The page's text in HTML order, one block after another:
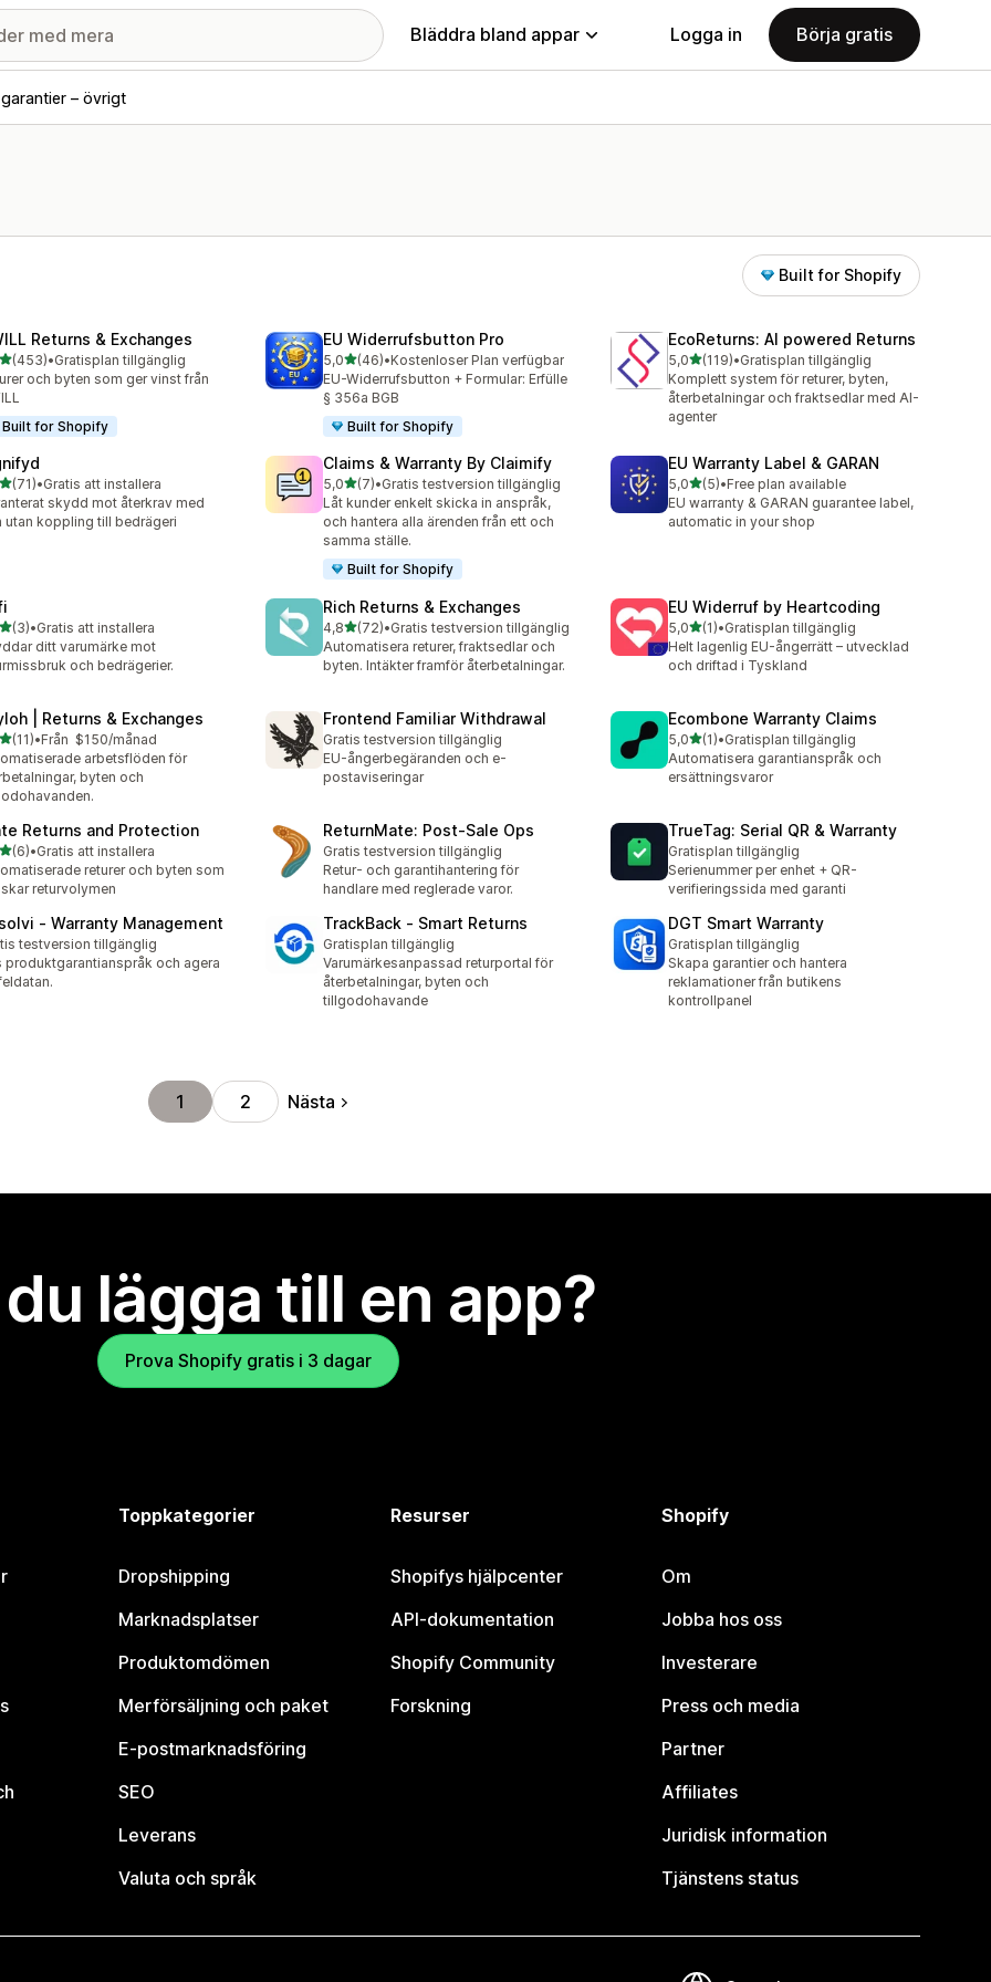
Bläddra bland appar Logga in Börja gratis
– övrigt
Built for Shopify
Returns & Exchanges
5 stjärnor
(453)
recensioner totalt
•Gratisplan tillgänglig
och byten som ger vinst från
Built for Shopify
EU Widerrufsbutton Pro
5,0av 5 stjärnor
(46)
46 recensioner totalt
•Kostenloser Plan verfügbar
EU-Widerrufsbutton + Formular: Erfülle
§ 356a BGB
Built for Shopify
EcoReturns: AI powered Returns
5,0av 5 stjärnor
(119)
119 recensioner totalt
•Gratisplan tillgänglig
Komplett system för returer, byten,
återbetalningar och fraktsedlar med AI-
agenter
5 stjärnor
(71) totalt
•Gratis att installera
skydd mot återkrav med
utan koppling till bedrägeri
Claims & Warranty By Claimify
5,0av 5 stjärnor
(7)
7 recensioner totalt
•Gratis testversion tillgänglig
Låt kunder enkelt skicka in anspråk,
och hantera alla ärenden från ett och
samma ställe.
Built for Shopify
EU Warranty Label & GARAN
5,0av 5 stjärnor
(5)
5 recensioner totalt
•Free plan available
EU warranty & GARAN guarantee label,
automatic in your shop
5 stjärnor
(3) totalt
•Gratis att installera
ditt varumärke mot
och bedrägerier.
Rich Returns & Exchanges
4,8av 5 stjärnor
(72)
72 recensioner totalt
•Gratis testversion tillgänglig
Automatisera returer, fraktsedlar och
byten. Intäkter framför återbetalningar.
EU Widerruf by Heartcoding
5,0av 5 stjärnor
(1)
1 recensioner totalt
•Gratisplan tillgänglig
Helt lagenlig EU-ångerrätt – utvecklad
och driftad i Tyskland
| Returns & Exchanges
5 stjärnor
(11) totalt
•Från $150/månad
arbetsflöden för
byten och
Frontend Familiar Withdrawal
Gratis testversion tillgänglig
EU-ångerbegäranden och e-
postaviseringar
Ecombone Warranty Claims
5,0av 5 stjärnor
(1)
1 recensioner totalt
•Gratisplan tillgänglig
Automatisera garantianspråk och
ersättningsvaror
Returns and Protection
5 stjärnor
(6) totalt
•Gratis att installera
returer och byten som
returvolymen
ReturnMate: Post‑Sale Ops
Gratis testversion tillgänglig
Retur- och garantihantering för
handlare med reglerade varor.
TrueTag: Serial QR & Warranty
Gratisplan tillgänglig
Serienummer per enhet + QR-
verifieringssida med garanti
‑ Warranty Management
testversion tillgänglig
produktgarantianspråk och agera
TrackBack ‑ Smart Returns
Gratisplan tillgänglig
Varumärkesanpassad returportal för
återbetalningar, byten och
tillgodohavande
DGT Smart Warranty
Gratisplan tillgänglig
Skapa garantier och hantera
reklamationer från butikens
kontrollpanel
1 2 Nästa
lägga till en app?
Prova Shopify gratis i 3 dagar
Toppkategorier
Dropshipping
Marknadsplatser
Produktomdömen
Merförsäljning och paket
E-postmarknadsföring
SEO
Leverans
Valuta och språk
Resurser
Shopifys hjälpcenter
API-dokumentation
Shopify Community
Forskning
Shopify
Om
Jobba hos oss
Investerare
Press och media
Partner
Affiliates
Juridisk information
Tjänstens status